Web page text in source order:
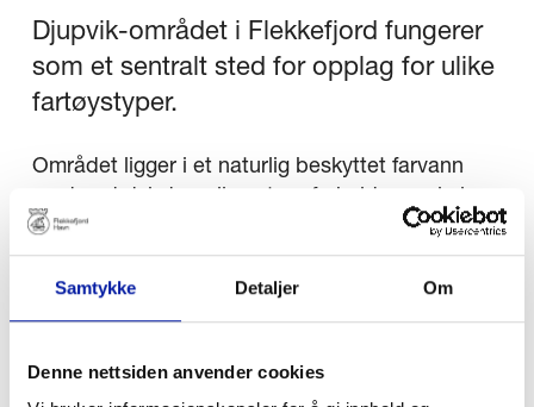
Samtykke Detaljer Om
Denne nettsiden anvender cookies
Djupvik-området i Flekkefjord fungerer
som et sentralt sted for opplag for ulike
fartøystyper.
Området ligger i et naturlig beskyttet farvann
med god dybde, rolige strømforhold og enkel
adkomst til hovedleden, noe som gjør det godt
egnet for langtidsopplag. Landstrøm (22 kVA) og
ferskvann er tilgjengelig. Fartøy med LOA over
300 meter og oljerigger kan akkommoderes.
Kaier